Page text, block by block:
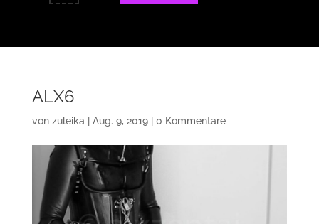
ALX6
von zuleika Aug. 9, 2019| 0 Kommentare